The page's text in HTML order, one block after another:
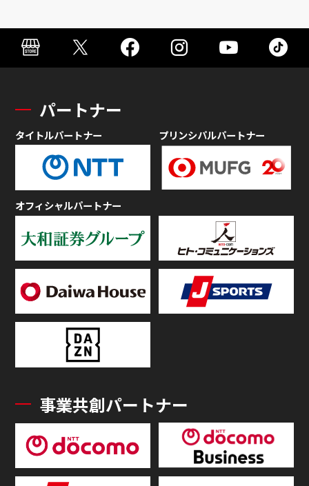
パートナー
タイトルパートナー プリンシパルパートナー
オフィシャルパートナー
事業共創パートナー